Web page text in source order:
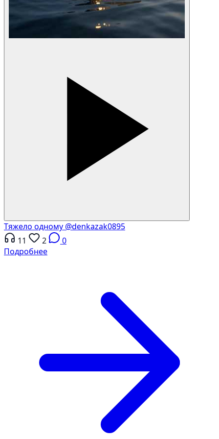
Тяжело одному @denkazak0895
11
2
0
Подробнее